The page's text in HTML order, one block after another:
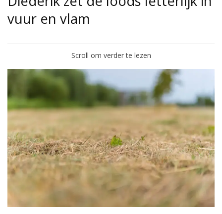
vuur en vlam
Scroll om verder te lezen